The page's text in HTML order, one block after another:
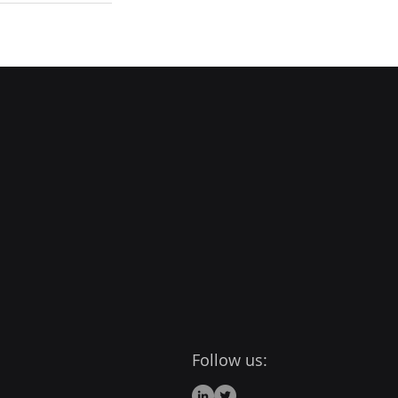
Follow us: